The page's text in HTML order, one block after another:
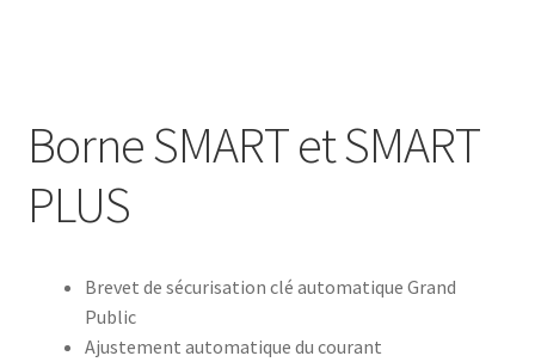
Borne SMART et SMART
PLUS
Brevet de sécurisation clé automatique Grand
Public
Ajustement automatique du courant